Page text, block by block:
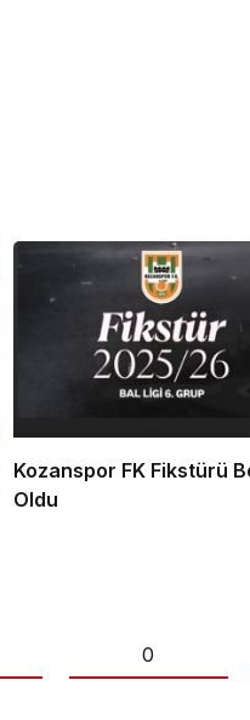
Kozanspor FK Fikstürü
Oldu
0